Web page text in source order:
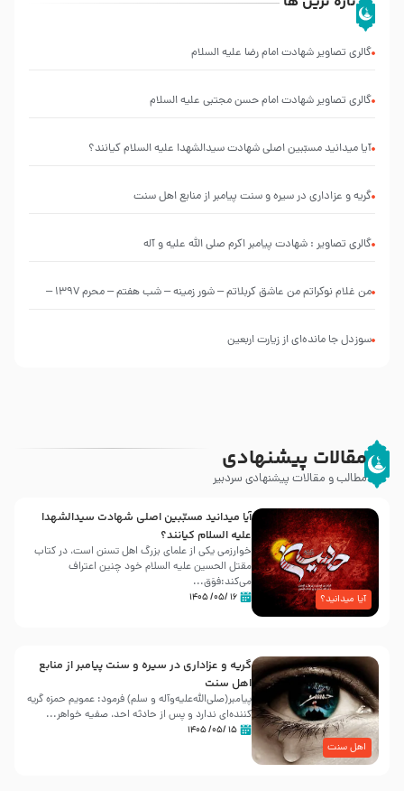
گالری تصاویر شهادت امام رضا علیه السلام
گالری تصاویر شهادت امام حسن مجتبی علیه السلام
آیا میدانید مسبّبین اصلی شهادت سیدالشهدا علیه ‌السلام کیانند؟
گریه و عزاداری در سیره و سنت پیامبر از منابع اهل سنت
گالری تصاویر : شهادت پیامبر اکرم صلی الله علیه و آله
من غلام نوکراتم من عاشق کربلاتم – شور زمینه – شب هفتم – محرم 1397 –
سوزدل جا مانده‌ای از زیارت اربعین
مقالات پیشنهادی
مطالب و مقالات پیشنهادی سردبیر
آیا میدانید؟
آیا میدانید مسبّبین اصلی شهادت سیدالشهدا
علیه ‌السلام کیانند؟
خوارزمی یکی از علمای بزرگ اهل تسنن است، در کتاب
مقتل الحسین علیه ‌السلام خود چنین اعتراف
می‌کند:فوَق...
۱۶ /۰۵/ ۱۴۰۵
اهل سنت
گریه و عزاداری در سیره و سنت پیامبر از منابع
اهل سنت
پیامبر(صلی‌الله‌علیه‌وآله و سلم) فرمود: عمویم حمزه گریه
کننده‌ای ندارد و پس از حادثه احد، صفیه خواهر...
۱۵ /۰۵/ ۱۴۰۵